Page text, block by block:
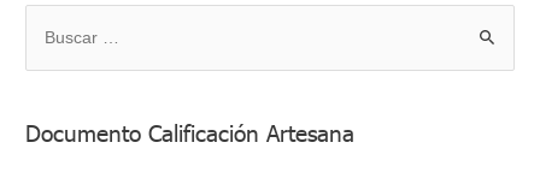
u
c
Documento Calificación Artesana